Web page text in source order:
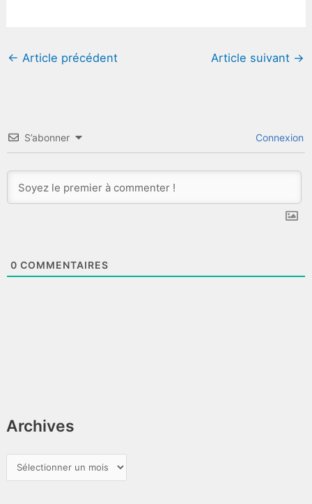
Archives
r
← Article précédent Article suivant →
S’abonner Connexion
0 COMMENTAIRES